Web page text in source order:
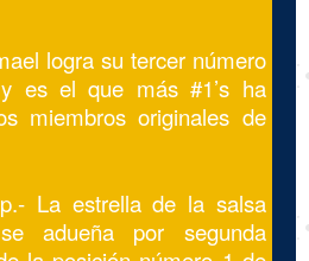
logra su tercer número
es el que más #1’s ha
miembros originales de
La estrella de la salsa
adueña por segunda